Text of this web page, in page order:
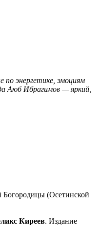
энергетике, эмоциям
Аюб Ибрагимов — яркий,
Богородицы (Осетинской
Киреев. Издание